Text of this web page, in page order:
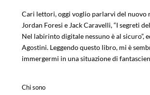
Cari lettori, oggi voglio parlarvi del nuovo
Jordan Foresi e Jack Caravelli, “I segreti
Nel labirinto digitale nessuno è al sicuro”,
Agostini. Leggendo questo libro, mi è
immergermi in una situazione di
Chi sono